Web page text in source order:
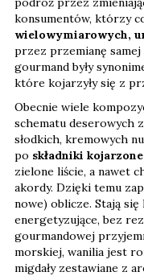
konsumentów, którzy
wielowymiarowych,
przez przemianę
gourmand były
które kojarzyły się z
Obecnie wiele
schematu deserowych
słodkich, kremowych
po składniki
zielone liście, a nawet
akordy. Dzięki temu
nowe) oblicze. Stają
energetyzujące, bez
gourmandowej
morskiej, wanilia jest
migdały zestawiane z